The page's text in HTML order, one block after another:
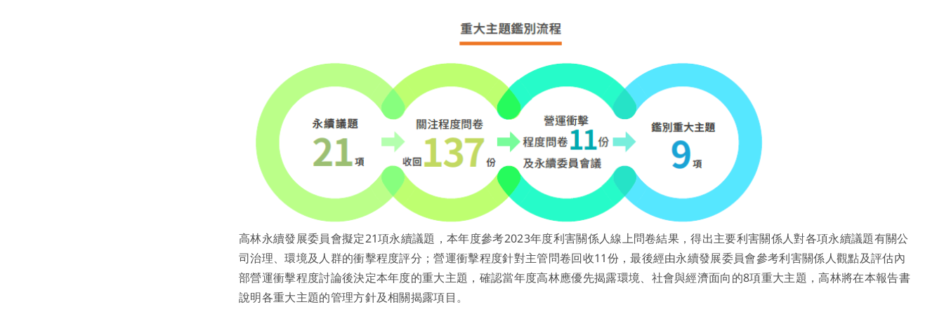
高林永續發展委員會擬定21項永續議題，本年度參考2023年度利害關係人線上問卷結果，得出主要利害關係人對各項永續議題有關公
司治理、環境及人群的衝擊程度評分；營運衝擊程度針對主管問卷回收11份，最後經由永續發展委員會參考利害關係人觀點及評估內
部營運衝擊程度討論後決定本年度的重大主題，確認當年度高林應優先揭露環境、社會與經濟面向的8項重大主題，高林將在本報告書
說明各重大主題的管理方針及相關揭露項目。